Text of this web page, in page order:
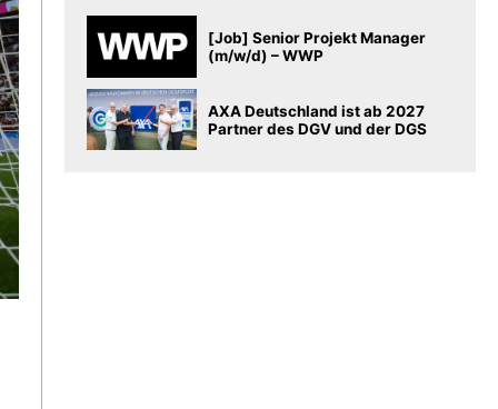
[Job] Senior Projekt Manager
(m/w/d) – WWP
AXA Deutschland ist ab 2027
Partner des DGV und der DGS